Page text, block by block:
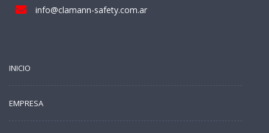
info@clamann-safety.com.ar
INICIO
EMPRESA